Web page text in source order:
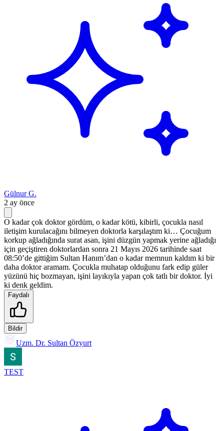
Gülnur G.
2 ay önce
O kadar çok doktor gördüm, o kadar kötü, kibirli, çocukla nasıl
iletişim kurulacağını bilmeyen doktorla karşılaştım ki… Çocuğum
korkup ağladığında surat asan, işini düzgün yapmak yerine ağladığı
için geçiştiren doktorlardan sonra 21 Mayıs 2026 tarihinde saat
08:50’de gittiğim Sultan Hanım’dan o kadar memnun kaldım ki bir
daha doktor aramam. Çocukla muhatap olduğunu fark edip güler
yüzünü hiç bozmayan, işini layıkıyla yapan çok tatlı bir doktor. İyi
ki denk geldim.
Faydalı
Bildir
Uzm. Dr. Sultan Özyurt
TEST